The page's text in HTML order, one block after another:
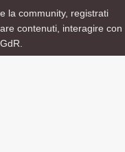
la community, registrati
contenuti, interagire con